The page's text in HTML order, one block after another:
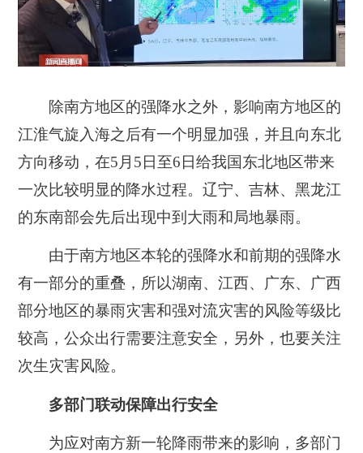
除南方地区的强降水之外，影响南方地区的
江淮气旋入海之后有一个明显加强，并且向东北
方向移动，在5月5日至6日给我国东北地区带来
一次比较明显的降水过程。辽宁、吉林、黑龙江
的东南部会先后出现中到大雨和局地暴雨。
由于南方地区本轮的强降水和前期的强降水
有一部分的重叠，所以湖南、江西、广东、广西
部分地区的暴雨灾害和强对流灾害的风险等级比
较高，公众出行需要注意安全，另外，也要关注
次生灾害风险。
多部门联动保障出行安全
为应对南方新一轮降雨带来的影响，多部门